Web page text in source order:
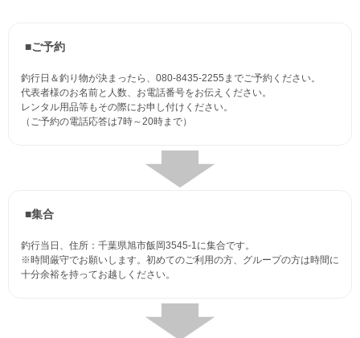
■ご予約
釣行日＆釣り物が決まったら、080-8435-2255までご予約ください。
代表者様のお名前と人数、お電話番号をお伝えください。
レンタル用品等もその際にお申し付けください。
（ご予約の電話応答は7時～20時まで）
■集合
釣行当日、住所：千葉県旭市飯岡3545-1に集合です。
※時間厳守でお願いします。初めてのご利用の方、グループの方は時間に
十分余裕を持ってお越しください。